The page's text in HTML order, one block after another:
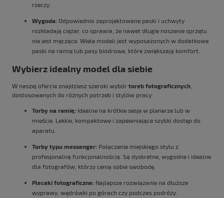
rzeczy.
Wygoda: Odpowiednio zaprojektowane paski i uchwyty
rozkładają ciężar, co sprawia, że nawet długie noszenie sprzętu
nie jest męczące. Wiele modeli jest wyposażonych w dodatkowe
paski na ramię lub pasy biodrowe, które zwiększają komfort.
Wybierz idealny model dla siebie
W naszej ofercie znajdziesz szeroki wybór toreb fotograficznych
dostosowanych do różnych potrzeb i stylów pracy:
Torby na ramię: Idealne na krótkie sesje w plenerze lub w
mieście. Lekkie, kompaktowe i zapewniające szybki dostęp do
aparatu.
Torby typu messenger: Połączenie miejskiego stylu z
profesjonalną funkcjonalnością. Są dyskretne, wygodne i idealne
dla fotografów, którzy cenią sobie swobodę.
Plecaki fotograficzne: Najlepsze rozwiązanie na dłuższe
wyprawy, wędrówki po górach czy podczas podróży.